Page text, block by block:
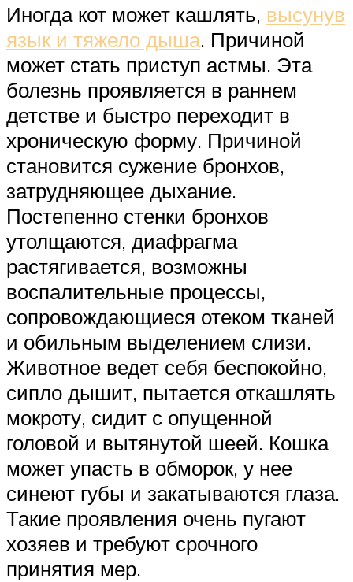
Иногда кот может кашлять, высунув
язык и тяжело дыша. Причиной
может стать приступ астмы. Эта
болезнь проявляется в раннем
детстве и быстро переходит в
хроническую форму. Причиной
становится сужение бронхов,
затрудняющее дыхание.
Постепенно стенки бронхов
утолщаются, диафрагма
растягивается, возможны
воспалительные процессы,
сопровождающиеся отеком тканей
и обильным выделением слизи.
Животное ведет себя беспокойно,
сипло дышит, пытается откашлять
мокроту, сидит с опущенной
головой и вытянутой шеей. Кошка
может упасть в обморок, у нее
синеют губы и закатываются глаза.
Такие проявления очень пугают
хозяев и требуют срочного
принятия мер.